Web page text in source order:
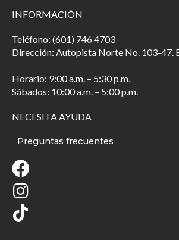
INFORMACIÓN
Teléfono: (601) 746 4703
Dirección: Autopista Norte No. 103-47.
Horario: 9:00 a.m. – 5:30 p.m.
Sábados: 10:00 a.m. – 5:00 p.m.
NECESITA AYUDA
Preguntas frecuentes